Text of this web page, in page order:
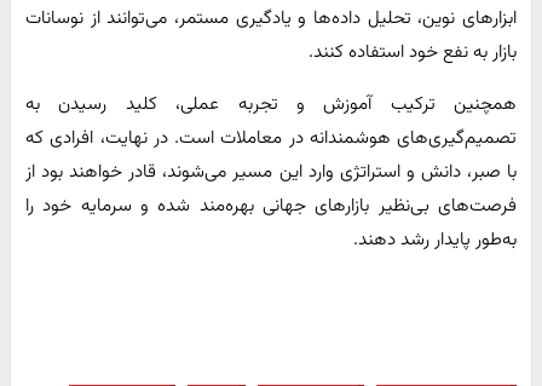
ابزارهای نوین، تحلیل داده‌ها و یادگیری مستمر، می‌توانند از نوسانات
بازار به نفع خود استفاده کنند.
همچنین ترکیب آموزش و تجربه عملی، کلید رسیدن به
تصمیم‌گیری‌های هوشمندانه در معاملات است. در نهایت، افرادی که
با صبر، دانش و استراتژی وارد این مسیر می‌شوند، قادر خواهند بود از
فرصت‌های بی‌نظیر بازارهای جهانی بهره‌مند شده و سرمایه خود را
به‌طور پایدار رشد دهند.